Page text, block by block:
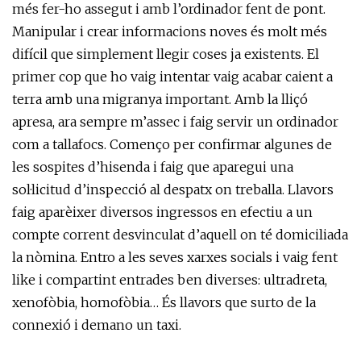
més fer-ho assegut i amb l’ordinador fent de pont.
Manipular i crear informacions noves és molt més
difícil que simplement llegir coses ja existents. El
primer cop que ho vaig intentar vaig acabar caient a
terra amb una migranya important. Amb la lliçó
apresa, ara sempre m’assec i faig servir un ordinador
com a tallafocs. Començo per confirmar algunes de
les sospites d’hisenda i faig que aparegui una
sol·licitud d’inspecció al despatx on treballa. Llavors
faig aparèixer diversos ingressos en efectiu a un
compte corrent desvinculat d’aquell on té domiciliada
la nòmina. Entro a les seves xarxes socials i vaig fent
like i compartint entrades ben diverses: ultradreta,
xenofòbia, homofòbia… És llavors que surto de la
connexió i demano un taxi.